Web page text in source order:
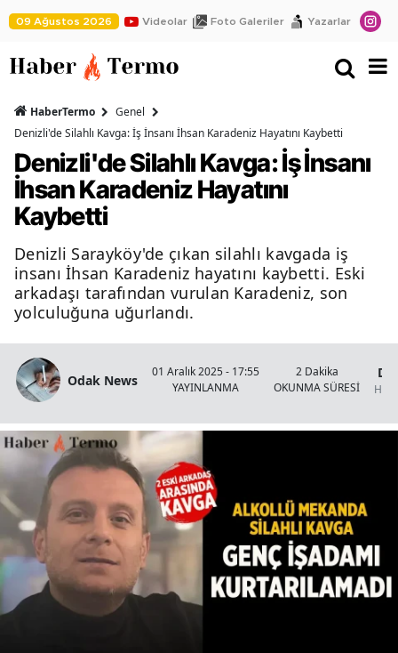
09 Ağustos 2026 Videolar Foto Galeriler Yazarlar
HaberTermo
Genel
Denizli'de Silahlı Kavga: İş İnsanı İhsan Karadeniz Hayatını Kaybetti
Denizli'de Silahlı Kavga: İş İnsanı
İhsan Karadeniz Hayatını
Kaybetti
Denizli Sarayköy'de çıkan silahlı kavgada iş
insanı İhsan Karadeniz hayatını kaybetti. Eski
arkadaşı tarafından vurulan Karadeniz, son
yolculuğuna uğurlandı.
Odak News
01 Aralık 2025 - 17:55
YAYINLANMA
2 Dakika
OKUNMA SÜRESİ